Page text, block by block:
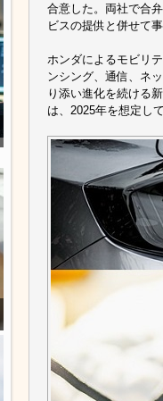
合意した。両社で合
ビスの提供と併せて
ホンダによるモビリ
ンシング、通信、ネ
り添い進化を続ける
は、2025年を想定し